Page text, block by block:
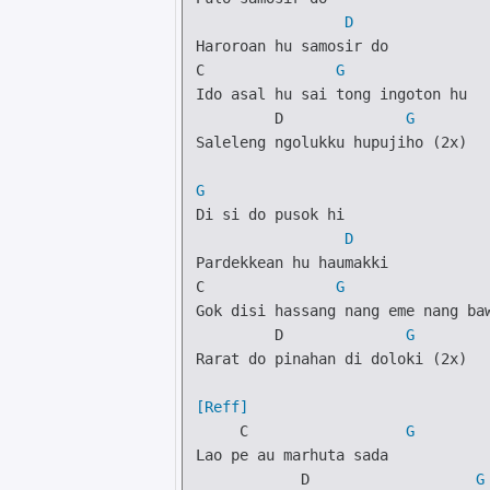
D
C
G
Ido asal hu sai tong ingoton hu
D
G
Saleleng ngolukku hupujiho (2x)
G
Di si do pusok hi
D
C
G
Gok disi hassang nang eme nang
D
G
Rarat do pinahan di doloki (2x)
[Reff]
C
G
Lao pe au marhuta sada
D
G